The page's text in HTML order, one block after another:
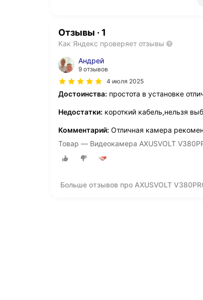
Отзывы · 1
Как Яндекс проверяет отзывы
Андрей
9 отзывов
4 июля 2025
Достоинства: простота в установке
Недостатки: короткий кабель,нельзя
Комментарий: Отличная камера
Товар — Видеокамера AXUSVOLT
Больше отзывов про AXUSVOLT